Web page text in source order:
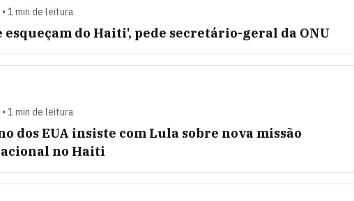
1 min de leitura
esqueçam do Haiti', pede secretário-geral da ONU
1 min de leitura
dos EUA insiste com Lula sobre nova missão
no Haiti